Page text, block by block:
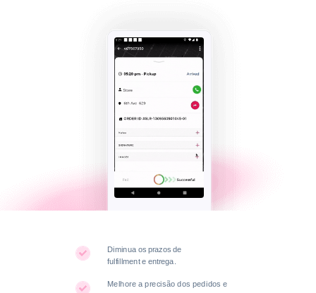
Diminua os prazos de
fulfillment e entrega.
Melhore a precisão dos pedidos e